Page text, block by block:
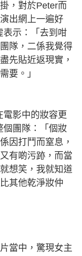
，對於Peter而
出網上一遍好
表示：「去到咁
隊，二係我覺得
先貼近返現實，
要。」
電影中的妝容更
個團隊：「個妝
因打鬥而窒息，
有啲污跡，而當
想笑，我就知道
其他乾淨妝仲
當中，驚現女主